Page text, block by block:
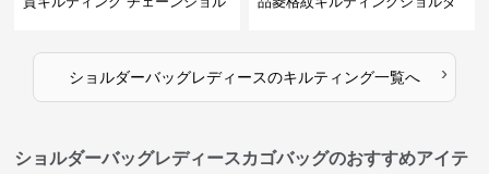
ショルダーバッグレディースのキルティング一覧へ ›
ショルダーバッグレディースカゴバッグのおすすめアイテ